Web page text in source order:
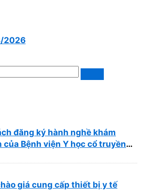
2026
đăng ký hành nghề khám
của Bệnh viện Y học cổ truyền
giá cung cấp thiết bị y tế